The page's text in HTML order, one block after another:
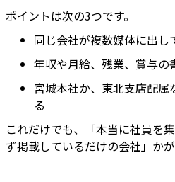
ポイントは次の3つです。
同じ会社が複数媒体に出し
年収や月給、残業、賞与
宮城本社か、東北支店配
る
これだけでも、「本当に社員を
ず掲載しているだけの会社」か